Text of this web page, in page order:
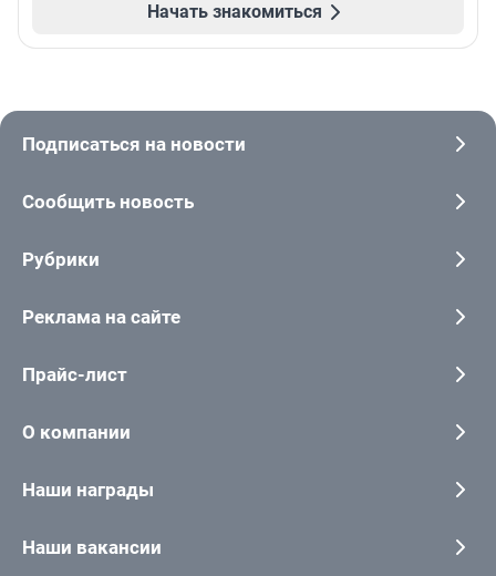
Начать знакомиться
Подписаться на новости
Сообщить новость
Рубрики
Реклама на сайте
Прайс-лист
О компании
Наши награды
Наши вакансии